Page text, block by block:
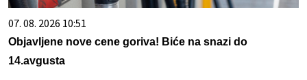
07. 08. 2026 10:51
Objavljene nove cene goriva! Biće na snazi do
14.avgusta